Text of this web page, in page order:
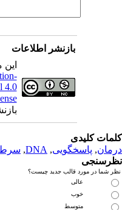
بازنشر اطلاعات
این مقاله
Attribution-
4.0
License
بازنشر است.
,
DNA
,سرطان,
قالب جدید چیست؟
عالی
خوب
متوسط